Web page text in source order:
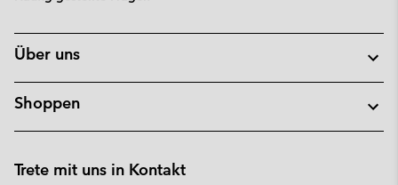
Über uns
Shoppen
Trete mit uns in Kontakt